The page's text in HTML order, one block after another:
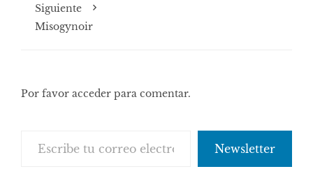
Siguiente
Misogynoir
Por favor acceder para comentar.
Newsletter